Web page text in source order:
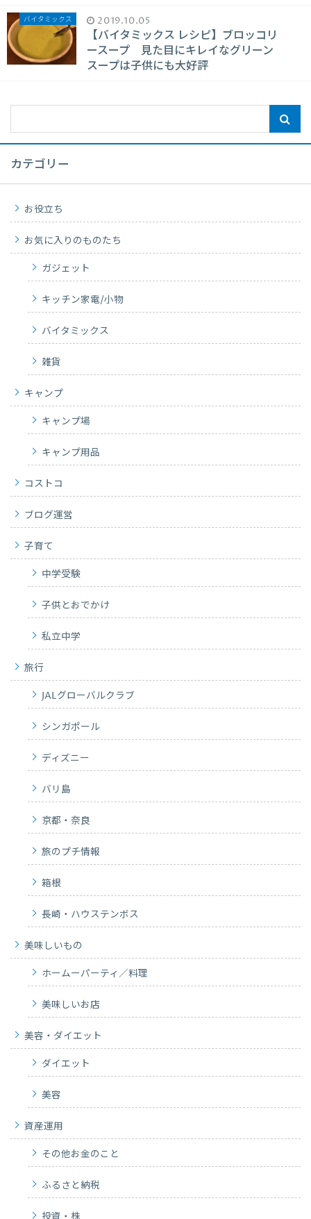
バイタミックス 2019.10.05
【バイタミックス レシピ】ブロッコリ
ースープ 見た目にキレイなグリーン
スープは子供にも大好評
カテゴリー
お役立ち
お気に入りのものたち
ガジェット
キッチン家電/小物
バイタミックス
雑貨
キャンプ
キャンプ場
キャンプ用品
コストコ
ブログ運営
子育て
中学受験
子供とおでかけ
私立中学
旅行
JALグローバルクラブ
シンガポール
ディズニー
バリ島
京都・奈良
旅のプチ情報
箱根
長崎・ハウステンボス
美味しいもの
ホームーパーティ／料理
美味しいお店
美容・ダイエット
ダイエット
美容
資産運用
その他お金のこと
ふるさと納税